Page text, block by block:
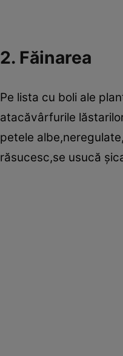
2. Făinarea
Pe lista cu boli ale
atacăvârfurile
petele
răsucesc,se usucă